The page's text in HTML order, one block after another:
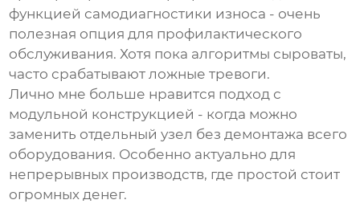
функцией самодиагностики износа - очень
полезная опция для профилактического
обслуживания. Хотя пока алгоритмы сыроваты,
часто срабатывают ложные тревоги.
Лично мне больше нравится подход с
модульной конструкцией - когда можно
заменить отдельный узел без демонтажа всего
оборудования. Особенно актуально для
непрерывных производств, где простой стоит
огромных денег.